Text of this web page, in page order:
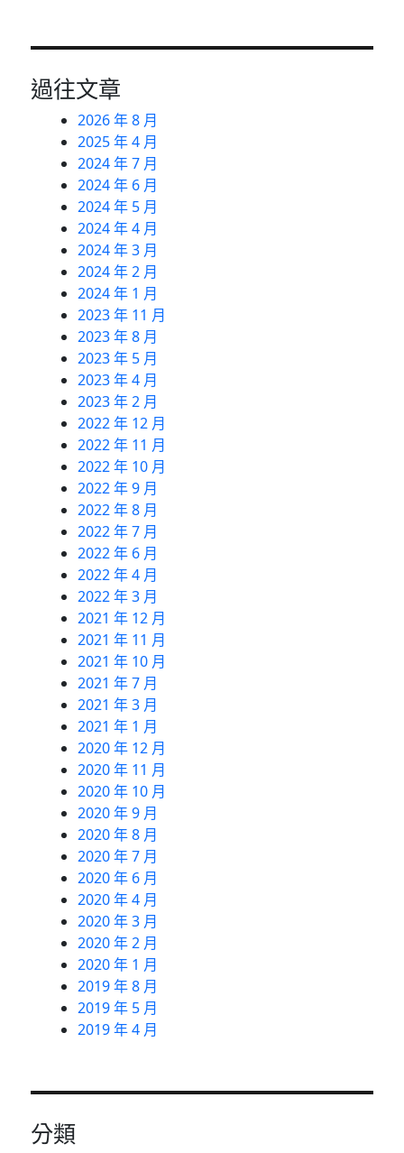
過往文章
2026 年 8 月
2025 年 4 月
2024 年 7 月
2024 年 6 月
2024 年 5 月
2024 年 4 月
2024 年 3 月
2024 年 2 月
2024 年 1 月
2023 年 11 月
2023 年 8 月
2023 年 5 月
2023 年 4 月
2023 年 2 月
2022 年 12 月
2022 年 11 月
2022 年 10 月
2022 年 9 月
2022 年 8 月
2022 年 7 月
2022 年 6 月
2022 年 4 月
2022 年 3 月
2021 年 12 月
2021 年 11 月
2021 年 10 月
2021 年 7 月
2021 年 3 月
2021 年 1 月
2020 年 12 月
2020 年 11 月
2020 年 10 月
2020 年 9 月
2020 年 8 月
2020 年 7 月
2020 年 6 月
2020 年 4 月
2020 年 3 月
2020 年 2 月
2020 年 1 月
2019 年 8 月
2019 年 5 月
2019 年 4 月
分類